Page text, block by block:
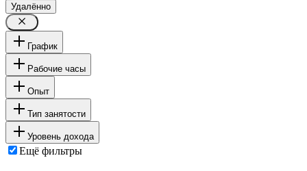
Удалённо
График
Рабочие часы
Опыт
Тип занятости
Уровень дохода
Ещё фильтры